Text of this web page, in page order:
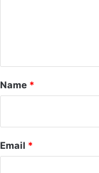
*
Name *
Email *